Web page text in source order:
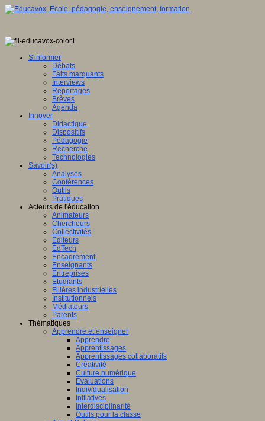
S'informer
Débats
Faits marquants
Interviews
Reportages
Brèves
Agenda
Innover
Didactique
Dispositifs
Pédagogie
Recherche
Technologies
Savoir(s)
Analyses
Conférences
Outils
Pratiques
Acteurs de l'éducation
Animateurs
Chercheurs
Collectivités
Editeurs
EdTech
Encadrement
Enseignants
Entreprises
Etudiants
Filières industrielles
Institutionnels
Médiateurs
Parents
Thématiques
Apprendre et enseigner
Apprendre
Apprentissages
Apprentissages collaboratifs
Créativité
Culture numérique
Evaluations
Individualisation
Initiatives
Interdisciplinarité
Outils pour la classe